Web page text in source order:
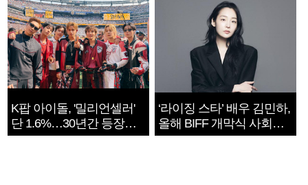
K팝 아이돌, '밀리언셀러'
단 1.6%…30년간 등장
1182개팀 전수조사
‘라이징 스타’ 배우 김민하,
올해 BIFF 개막식 사회자
확정